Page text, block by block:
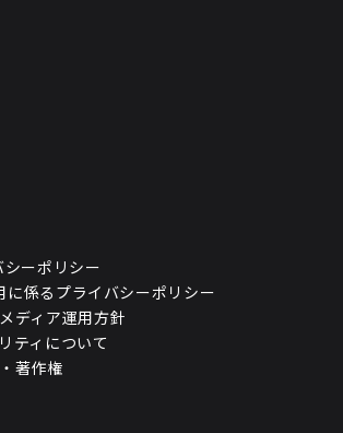
ーポリシー
係るプライバシーポリシー
ディア運用方針
ティについて
著作権